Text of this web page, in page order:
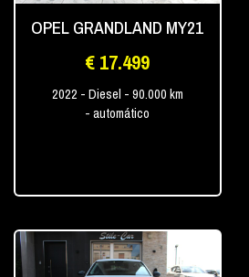
OPEL GRANDLAND MY21
€ 17.499
2022 - Diesel - 90.000 km
- automático